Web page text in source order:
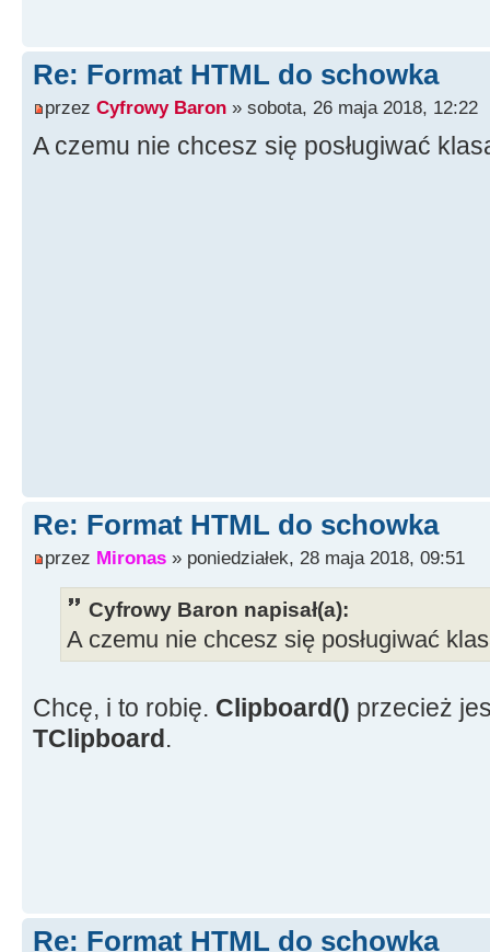
Re: Format HTML do schowka
przez Cyfrowy Baron » sobota, 26 maja 2018, 12:22
A czemu nie chcesz się posługiwać
Re: Format HTML do schowka
przez Mironas » poniedziałek, 28 maja 2018, 09:51
Cyfrowy Baron napisał(a):
A czemu nie chcesz się posługiwać
Chcę, i to robię. Clipboard() przecież
TClipboard.
Re: Format HTML do schowka